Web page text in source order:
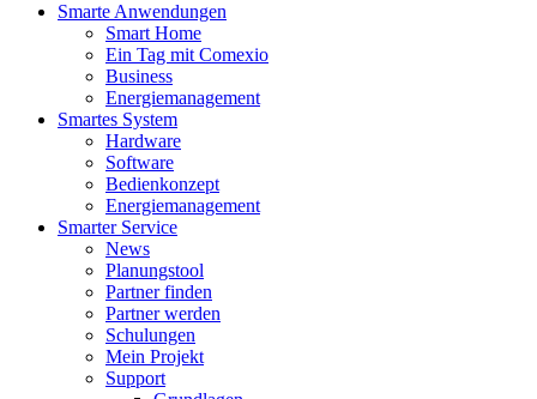
Smarte Anwendungen
Smart Home
Ein Tag mit Comexio
Business
Energiemanagement
Smartes System
Hardware
Software
Bedienkonzept
Energiemanagement
Smarter Service
News
Planungstool
Partner finden
Partner werden
Schulungen
Mein Projekt
Support